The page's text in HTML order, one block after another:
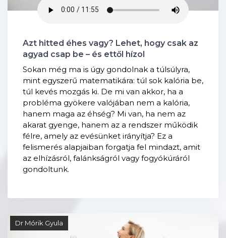
Azt hitted éhes vagy? Lehet, hogy csak az
agyad csap be – és ettől hízol
Sokan még ma is úgy gondolnak a túlsúlyra,
mint egyszerű matematikára: túl sok kalória be,
túl kevés mozgás ki. De mi van akkor, ha a
probléma gyökere valójában nem a kalória,
hanem maga az éhség? Mi van, ha nem az
akarat gyenge, hanem az a rendszer működik
félre, amely az evésünket irányítja? Ez a
felismerés alapjaiban forgatja fel mindazt, amit
az elhízásról, falánkságról vagy fogyókúráról
gondoltunk.
Dr Mórik Gyula